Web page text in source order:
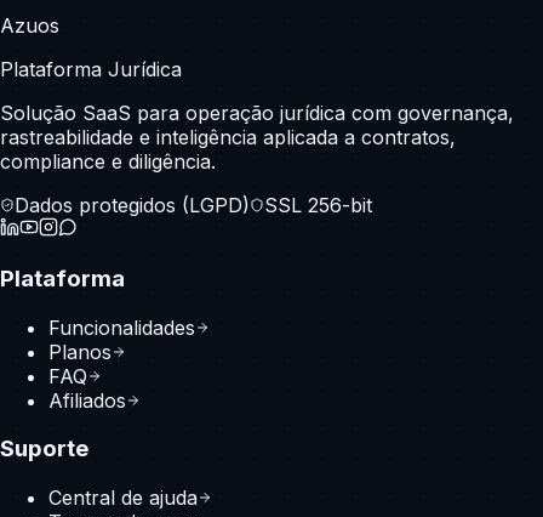
Azuos
Plataforma Jurídica
Solução SaaS para operação jurídica com governança,
rastreabilidade e inteligência aplicada a contratos,
compliance e diligência.
Dados protegidos (LGPD)
SSL 256-bit
Plataforma
Funcionalidades
Planos
FAQ
Afiliados
Suporte
Central de ajuda